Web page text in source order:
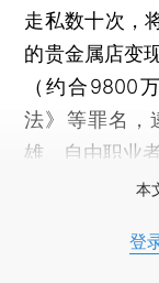
走私数十次，
的贵金属店变
（约合9800
法》等罪名，
雄、自由职业
本
登